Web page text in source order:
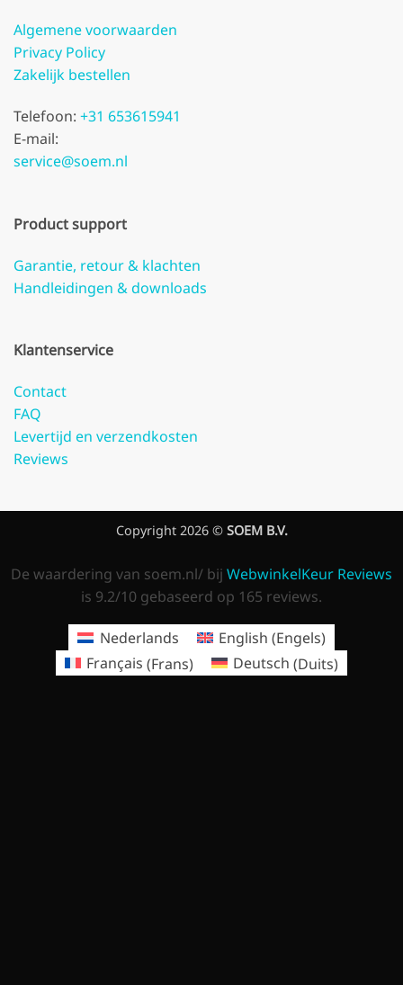
Algemene voorwaarden
Privacy Policy
Zakelijk bestellen
Telefoon: +31 653615941
E-mail:
service@soem.nl
Product support
Garantie, retour & klachten
Handleidingen & downloads
Klantenservice
Contact
FAQ
Levertijd en verzendkosten
Reviews
Copyright 2026 © SOEM B.V.
De waardering van soem.nl/ bij WebwinkelKeur Reviews
is 9.2/10 gebaseerd op 165 reviews.
Nederlands English (Engels)
Français (Frans) Deutsch (Duits)